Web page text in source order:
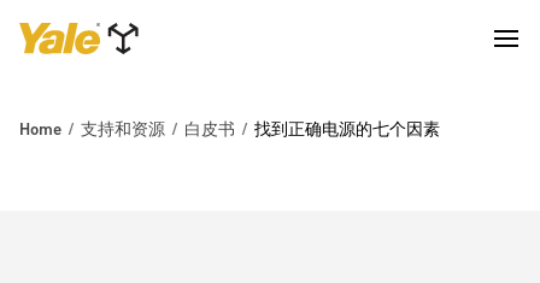
Home 支持和资源 白皮书 找到正确电源的七个因素